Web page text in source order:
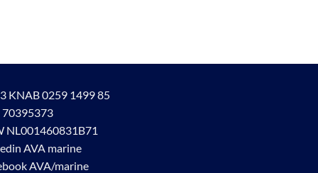
KNAB 0259 1499 85
70395373
NL001460831B71
AVA marine
AVA/marine